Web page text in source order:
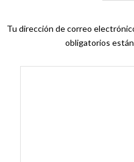
Tu dirección de correo
obligatorios